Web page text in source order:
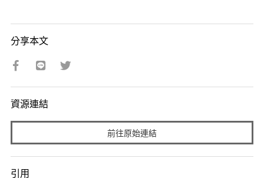
分享本文
資源連結
前往原始連結
引用